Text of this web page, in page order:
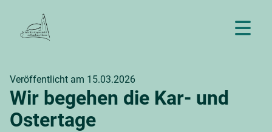
Veröffentlicht am 15.03.2026
Wir begehen die Kar- und
Ostertage